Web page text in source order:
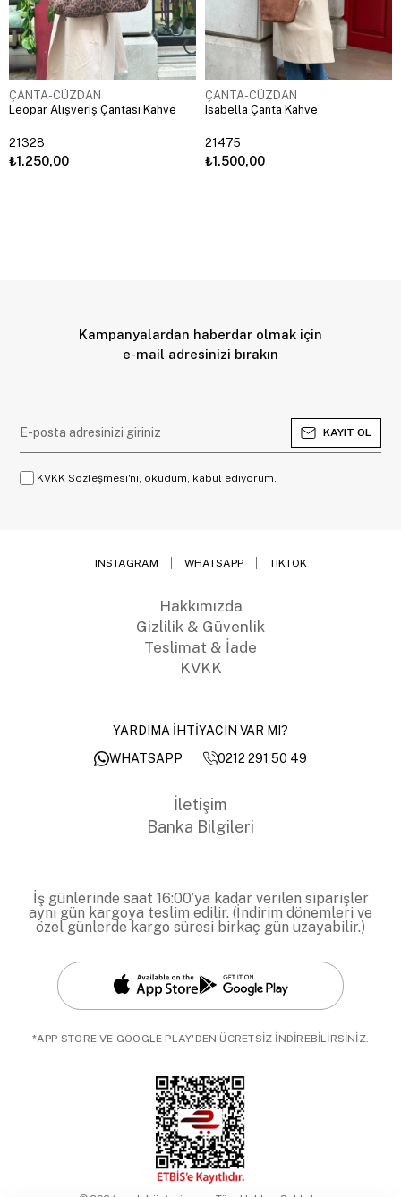
ÇANTA-CÜZDAN
Leopar Alışveriş Çantası Kahve
21328
₺1.250,00
ÇANTA-CÜZDAN
Isabella Çanta Kahve
21475
₺1.500,00
Kampanyalardan haberdar olmak için
e-mail adresinizi bırakın
KAYIT OL
KVKK Sözleşmesi'ni, okudum, kabul ediyorum.
INSTAGRAM WHATSAPP TIKTOK
Hakkımızda
Gizlilik & Güvenlik
Teslimat & İade
KVKK
YARDIMA İHTİYACIN VAR MI?
WHATSAPP
0212 291 50 49
İletişim
Banka Bilgileri
İş günlerinde saat 16:00’ya kadar verilen siparişler
aynı gün kargoya teslim edilir. (İndirim dönemleri ve
özel günlerde kargo süresi birkaç gün uzayabilir.)
*APP STORE VE GOOGLE PLAY'DEN ÜCRETSİZ İNDİREBİLİRSİNİZ.